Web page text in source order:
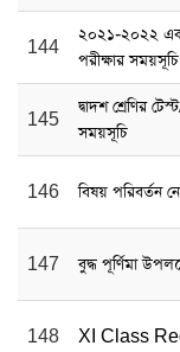
144
২০২১-২০২২
পরীক্ষার সময়সূচি
145
দ্বাদশ শ্রেণির
সময়সূচি
146 বিষয় পরিবর্তন
147 বুদ্ধ পূর্ণিমা
148 XI Class